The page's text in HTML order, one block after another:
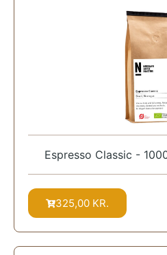
Espresso Classic -
325,00 KR.